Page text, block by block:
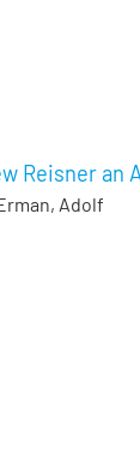
Reisner an
Adolf